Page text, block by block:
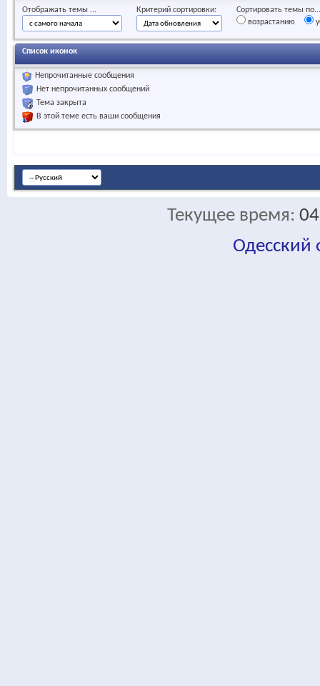
Отображать темы ... Критерий сортировки:
Сортировать темы по...
возрастанию
Список иконок
Непрочитанные сообщения
Нет непрочитанных сообщений
Тема закрыта
В этой теме есть ваши сообщения
Текущее время:
Одесский